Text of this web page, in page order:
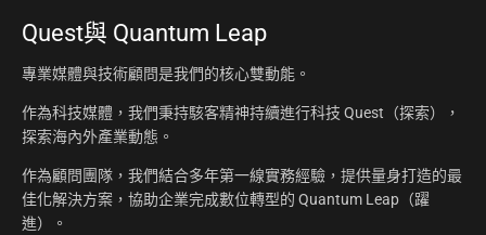
Quest與 Quantum Leap
專業媒體與技術顧問是我們的核心雙動能。
作為科技媒體，我們秉持駭客精神持續進行科技 Quest（探索），
探索海內外產業動態。
作為顧問團隊，我們結合多年第一線實務經驗，提供量身打造的最
佳化解決方案，協助企業完成數位轉型的 Quantum Leap（躍
進）。